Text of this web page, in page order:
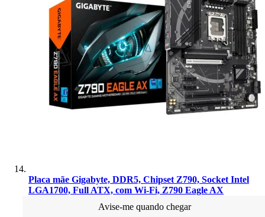
Placa mãe Gigabyte, DDR5, Chipset Z790, Socket Intel
LGA1700, Full ATX, com Wi-Fi, Z790 Eagle AX
Avise-me quando chegar